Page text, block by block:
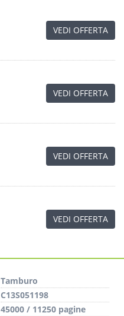
VEDI OFFERTA
VEDI OFFERTA
VEDI OFFERTA
VEDI OFFERTA
Tamburo
C13S051198
45000 / 11250 pagine